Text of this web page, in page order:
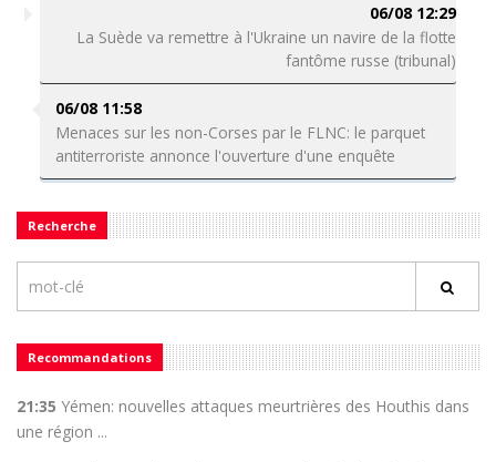
06/08 12:29
La Suède va remettre à l'Ukraine un navire de la flotte
fantôme russe (tribunal)
06/08 11:58
Menaces sur les non-Corses par le FLNC: le parquet
antiterroriste annonce l'ouverture d'une enquête
Recherche
Recommandations
21:35 Yémen: nouvelles attaques meurtrières des Houthis dans
une région ...